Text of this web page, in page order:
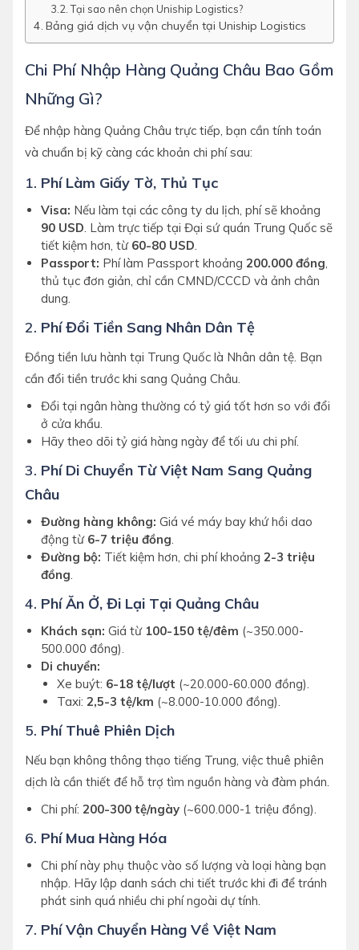
Tại sao nên chọn Uniship Logistics?
Bảng giá dịch vụ vận chuyển tại Uniship Logistics
Chi Phí Nhập Hàng Quảng Châu Bao Gồm
Những Gì?
Để nhập hàng Quảng Châu trực tiếp, bạn cần tính toán
và chuẩn bị kỹ càng các khoản chi phí sau:
1. Phí Làm Giấy Tờ, Thủ Tục
Visa: Nếu làm tại các công ty du lịch, phí sẽ khoảng
90 USD . Làm trực tiếp tại Đại sứ quán Trung Quốc sẽ
tiết kiệm hơn, từ 60-80 USD
Passport: Phí làm Passport khoảng 200.000 đồng
thủ tục đơn giản, chỉ cần CMND/CCCD và ảnh chân
dung.
2. Phí Đổi Tiền Sang Nhân Dân Tệ
Đồng tiền lưu hành tại Trung Quốc là Nhân dân tệ. Bạn
cần đổi tiền trước khi sang Quảng Châu.
Đổi tại ngân hàng thường có tỷ giá tốt hơn so với đổi
ở cửa khẩu.
Hãy theo dõi tỷ giá hàng ngày để tối ưu chi phí.
3. Phí Di Chuyển Từ Việt Nam Sang Quảng
Châu
Đường hàng không: Giá vé máy bay khứ hồi dao
động từ 6-7 triệu đồng
Đường bộ: Tiết kiệm hơn, chi phí khoảng 2-3 triệu
đồng
4. Phí Ăn Ở, Đi Lại Tại Quảng Châu
Khách sạn: Giá từ 100-150 tệ/đêm (~350.000-
500.000 đồng).
Di chuyển:
Xe buýt: 6-18 tệ/lượt (~20.000-60.000 đồng).
Taxi: 2,5-3 tệ/km (~8.000-10.000 đồng).
5. Phí Thuê Phiên Dịch
Nếu bạn không thông thạo tiếng Trung, việc thuê phiên
dịch là cần thiết để hỗ trợ tìm nguồn hàng và đàm phán.
Chi phí: 200-300 tệ/ngày (~600.000-1 triệu đồng).
6. Phí Mua Hàng Hóa
Chi phí này phụ thuộc vào số lượng và loại hàng bạn
nhập. Hãy lập danh sách chi tiết trước khi đi để tránh
phát sinh quá nhiều chi phí ngoài dự tính.
7. Phí Vận Chuyển Hàng Về Việt Nam